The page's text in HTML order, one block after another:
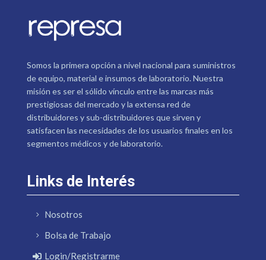
Somos la primera opción a nivel nacional para suministros
de equipo, material e insumos de laboratorio. Nuestra
misión es ser el sólido vínculo entre las marcas más
prestigiosas del mercado y la extensa red de
distribuidores y sub-distribuidores que sirven y
satisfacen las necesidades de los usuarios finales en los
segmentos médicos y de laboratorio.
Links de Interés
Nosotros
Bolsa de Trabajo
Login/Registrarme